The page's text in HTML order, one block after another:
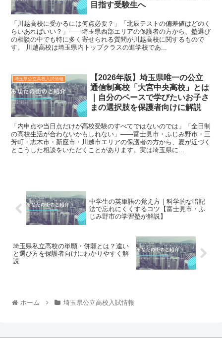
目指す受験生へ
「川越高校に受かるには何点必要？」「北辰テストの偏差値はどのく
らいあればいい？」——埼玉県西部エリアの保護者の方から、塾選び
の相談の中でも特に多く寄せられる質問が川越高校に関するもので
す。 川越高校は埼玉県内トップクラスの進学校であ...
埼玉県公立高校入試情報
【2026年版】埼玉県唯一の公立
通信制高校「大宮中央高校」とは
｜自分のペースで学びたいお子さ
まの選択肢を保護者向けに解説
「内申点や当日点だけが高校受験のすべてではないのでは」「全日制
の高校生活が合わないかもしれない」——富士見市・ふじみ野市・三
芳町・志木市・新座市・川越市エリアの保護者の方から、夏が近づく
とこうした相談をいただくことがあります。実は埼玉県に...
中学生の英単語の覚え方｜科学的な暗記
法で忘れにくくするコツ【富士見市・ふ
じみ野市の学習塾が解説】
埼玉県私立高校の単願・併願とは？違い
と選び方を保護者向けにわかりやすく解
説
ホーム 埼玉県公立高校入試情報